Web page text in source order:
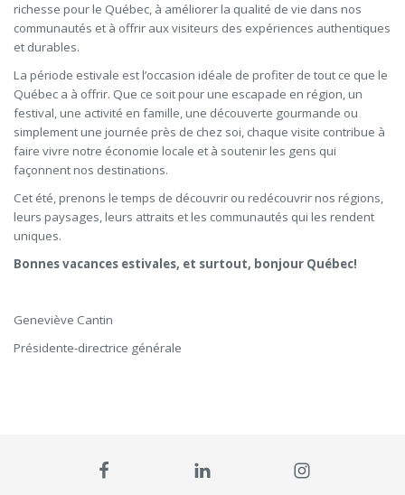
richesse pour le Québec, à améliorer la qualité de vie dans nos
communautés et à offrir aux visiteurs des expériences authentiques
et durables.
La période estivale est l’occasion idéale de profiter de tout ce que le
Québec a à offrir. Que ce soit pour une escapade en région, un
festival, une activité en famille, une découverte gourmande ou
simplement une journée près de chez soi, chaque visite contribue à
faire vivre notre économie locale et à soutenir les gens qui
façonnent nos destinations.
Cet été, prenons le temps de découvrir ou redécouvrir nos régions,
leurs paysages, leurs attraits et les communautés qui les rendent
uniques.
Bonnes vacances estivales, et surtout, bonjour Québec!
Geneviève Cantin
Présidente-directrice générale